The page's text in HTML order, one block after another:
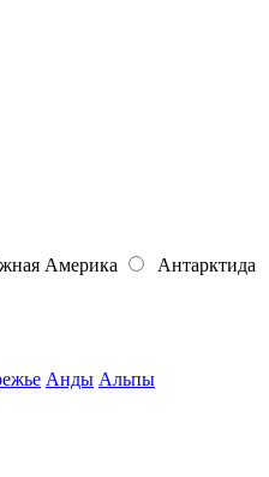
Америка Антарктида
Анды Альпы